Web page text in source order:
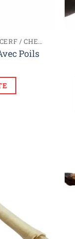
FRIANDISES DE CERF / CHEVREUIL
Poils